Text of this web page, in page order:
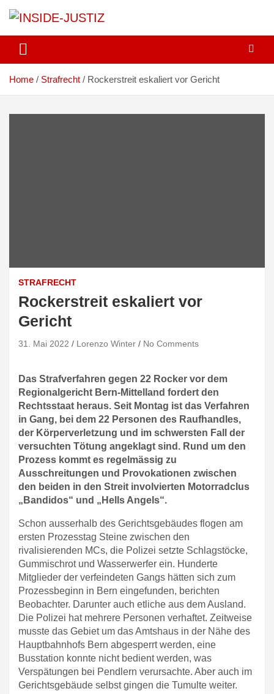
INSIDE-JUSTIZ
Home Strafrecht Rockerstreit eskaliert vor Gericht
STRAFRECHT
Rockerstreit eskaliert vor
Gericht
31. Mai 2022 Lorenzo Winter No Comments
Das Strafverfahren gegen 22 Rocker vor dem
Regionalgericht Bern-Mittelland fordert den
Rechtsstaat heraus. Seit Montag ist das Verfahren
in Gang, bei dem 22 Personen des Raufhandles,
der Körperverletzung und im schwersten Fall der
versuchten Tötung angeklagt sind. Rund um den
Prozess kommt es regelmässig zu
Ausschreitungen und Provokationen zwischen
den beiden in den Streit involvierten Motorradclus
„Bandidos“ und „Hells Angels“.
Schon ausserhalb des Gerichtsgebäudes flogen am
ersten Prozesstag Steine zwischen den
rivalisierenden MCs, die Polizei setzte Schlagstöcke,
Gummischrot und Wasserwerfer ein. Hunderte
Mitglieder der verfeindeten Gangs hätten sich zum
Prozessbeginn in Bern eingefunden, berichten
Beobachter. Darunter auch etliche aus dem Ausland.
Die Polizei hat mehrere Personen verhaftet. Zeitweise
musste das Gebiet um das Amtshaus in der Nähe des
Hauptbahnhofs Bern abgesperrt werden, eine
Busstation konnte nicht bedient werden, was
Verspätungen bei Pendlern verursachte. Aber auch im
Gerichtsgebäude selbst gingen die Tumulte weiter.